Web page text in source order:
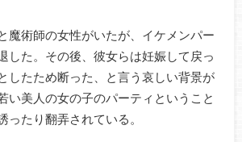
魔術師の女性がいたが、イケメンパー
した。その後、彼女らは妊娠して戻っ
したため断った、と言う哀しい背景が
い美人の女の子のパーティということ
ったり翻弄されている。